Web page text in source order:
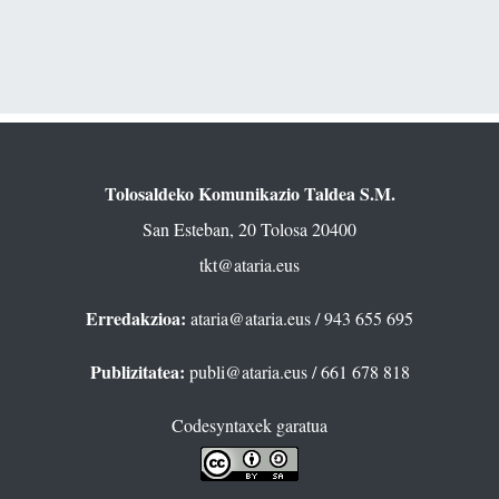
Tolosaldeko Komunikazio Taldea S.M.
San Esteban, 20 Tolosa 20400
tkt@ataria.eus
Erredakzioa: ataria@ataria.eus/ 943 655 695
Publizitatea: publi@ataria.eus/ 661 678 818
Codesyntaxek garatua